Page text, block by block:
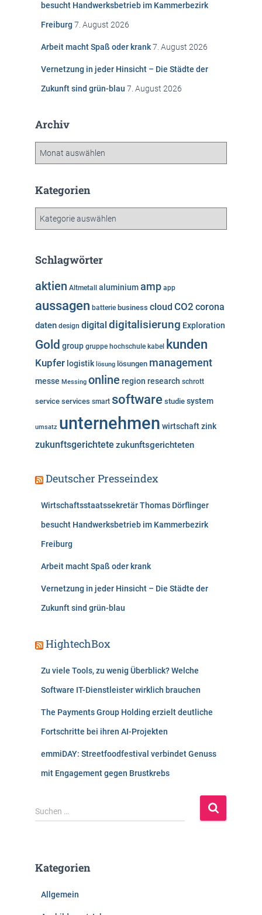
besucht Handwerksbetrieb im Kammerbezirk
Freiburg 7. August 2026
Arbeit macht Spaß oder krank7. August 2026
Vernetzung in jeder Hinsicht – Die Städte der
Zukunft sind grün-blau 7. August 2026
Archiv
h
Kategorien
g
r
i
n
Schlagwörter
aktien Altmetall aluminiumamp app
aussagen batterie business cloud CO2 corona
daten design digital digitalisierung Exploration
Gold group gruppe hochschule kabel kunden
Kupfer logistik lösung lösungen management
messe Messing online region research schrott
service services smart software studie system
umsatz unternehmen wirtschaftzink
zukunftsgerichtete zukunftsgerichteten
Deutscher Presseindex
Wirtschaftsstaatssekretär Thomas Dörflinger
besucht Handwerksbetrieb im Kammerbezirk
Freiburg
Arbeit macht Spaß oder krank
Vernetzung in jeder Hinsicht – Die Städte der
Zukunft sind grün-blau
HightechBox
Zu viele Tools, zu wenig Überblick? Welche
Software IT-Dienstleister wirklich brauchen
The Payments Group Holding erzielt deutliche
Fortschritte bei ihren AI-Projekten
emmiDAY: Streetfoodfestival verbindet Genuss
mit Engagement gegen Brustkrebs
S
u
n
Suchen …
Kategorien
Allgemein